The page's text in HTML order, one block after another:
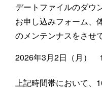
デートファイルのダウ
お申し込みフォーム、
のメンテンナスをさせ
2026年3月2日（月）
上記時間帯において、